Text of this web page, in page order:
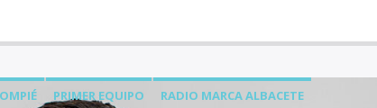
PRIMER EQUIPO
RADIO MARCA ALBACETE